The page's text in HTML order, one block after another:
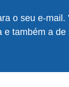
o seu e-mail.
e também a de